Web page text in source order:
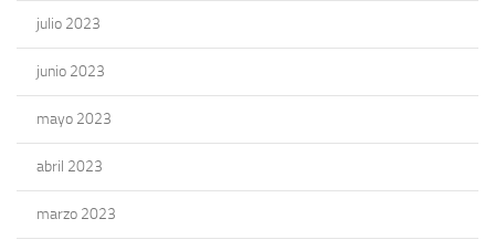
julio 2023
junio 2023
mayo 2023
abril 2023
marzo 2023